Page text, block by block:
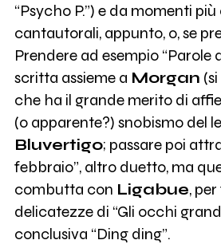
“Psycho P.”) e da momenti più
cantautorali, appunto, o, se
Prendere ad esempio “Parole
scritta assieme a Morgan
che ha il grande merito di
(o apparente?) snobismo del
Bluvertigo; passare poi
febbraio”, altro duetto, ma
combutta con Ligabue,
delicatezze di “Gli occhi
conclusiva “Ding ding”.